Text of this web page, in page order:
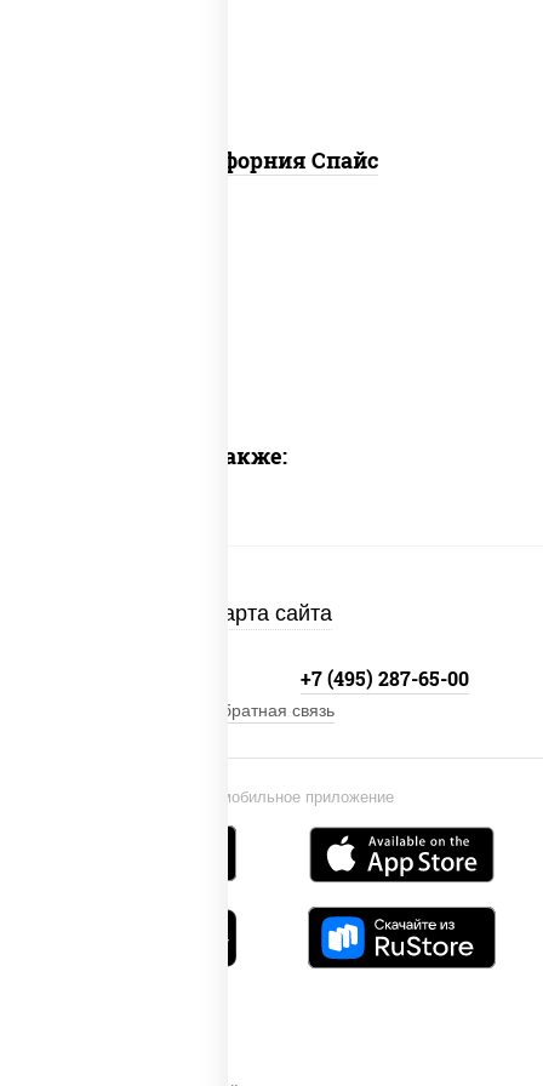
Калифорния Спайс
Предлагаем также:
Карта сайта
Установи мобильное приложение
+7 (495) 287-65-00
Обратная связь